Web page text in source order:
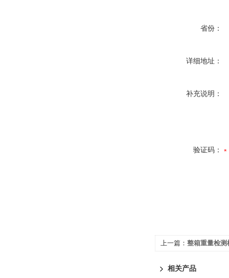
省份：
详细地址：
补充说明：
验证码：
上一篇： 整箱重量检测
相关产品